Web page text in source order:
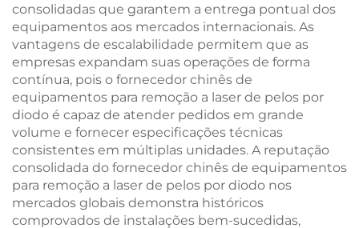
consolidadas que garantem a entrega pontual dos
equipamentos aos mercados internacionais. As
vantagens de escalabilidade permitem que as
empresas expandam suas operações de forma
contínua, pois o fornecedor chinês de
equipamentos para remoção a laser de pelos por
diodo é capaz de atender pedidos em grande
volume e fornecer especificações técnicas
consistentes em múltiplas unidades. A reputação
consolidada do fornecedor chinês de equipamentos
para remoção a laser de pelos por diodo nos
mercados globais demonstra históricos
comprovados de instalações bem-sucedidas,